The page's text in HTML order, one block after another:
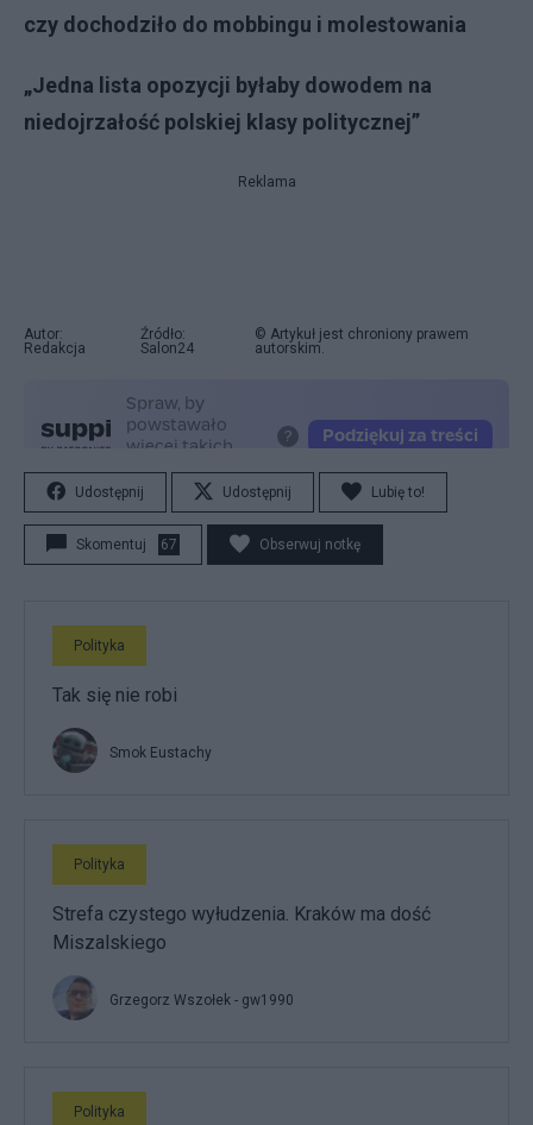
czy dochodziło do mobbingu i molestowania
„Jedna lista opozycji byłaby dowodem na
niedojrzałość polskiej klasy politycznej”
Reklama
Autor:
Redakcja
Źródło:
Salon24
© Artykuł jest chroniony prawem
autorskim.
Udostępnij Udostępnij Lubię to!
Skomentuj 67 Obserwuj notkę
Polityka
Tak się nie robi
Smok Eustachy
Polityka
Strefa czystego wyłudzenia. Kraków ma dość
Miszalskiego
Grzegorz Wszołek - gw1990
Polityka